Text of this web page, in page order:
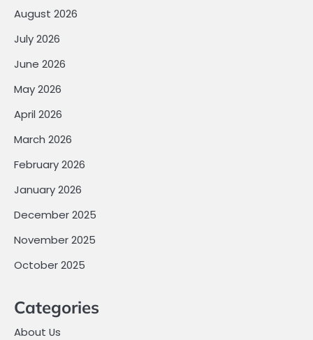
August 2026
July 2026
June 2026
May 2026
April 2026
March 2026
February 2026
January 2026
December 2025
November 2025
October 2025
Categories
About Us